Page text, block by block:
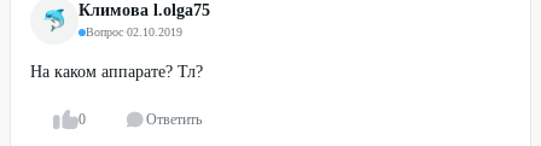
Климова l.olga75
Вопрос·02.10.2019
На каком аппарате? Тл?
0 Ответить